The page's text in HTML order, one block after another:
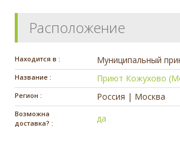
Расположение
Находится в : Муниципальный
Название : Приют Кожухово
Регион : Россия | Москва
Возможна
доставка? :
да